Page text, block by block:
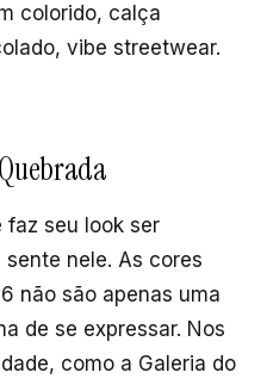
colorido, calça
vibe streetwear.
faz seu look ser
nele. As cores
não são apenas uma
de se expressar. Nos
como a Galeria do